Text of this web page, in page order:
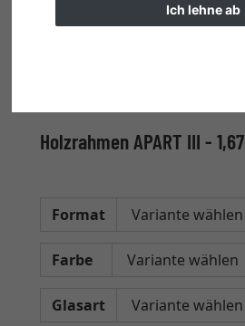
Ich lehne ab
Holzrahmen APART III - 1,67
Format
Farbe
Glasart